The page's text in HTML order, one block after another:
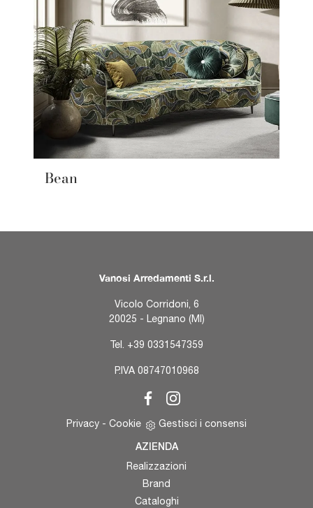
Bean
Vanosi Arredamenti S.r.l.
Vicolo Corridoni, 6
20025 - Legnano (MI)
Tel. +39 0331547359
P.IVA 08747010968
Privacy - Cookie Gestisci i consensi
AZIENDA
Realizzazioni
Brand
Cataloghi